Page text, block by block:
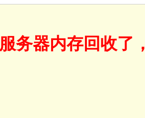
服务器内存回收了